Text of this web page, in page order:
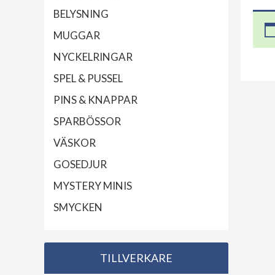
BELYSNING
MUGGAR
NYCKELRINGAR
SPEL & PUSSEL
PINS & KNAPPAR
SPARBÖSSOR
VÄSKOR
GOSEDJUR
MYSTERY MINIS
SMYCKEN
TILLVERKARE